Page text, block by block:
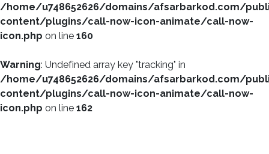
/home/u748652626/domains/afsarbarkod.com/
content/plugins/call-now-icon-animate/call-now-
icon.php on line 160
Warning: Undefined array key "tracking" in
/home/u748652626/domains/afsarbarkod.com/
content/plugins/call-now-icon-animate/call-now-
icon.php on line 162